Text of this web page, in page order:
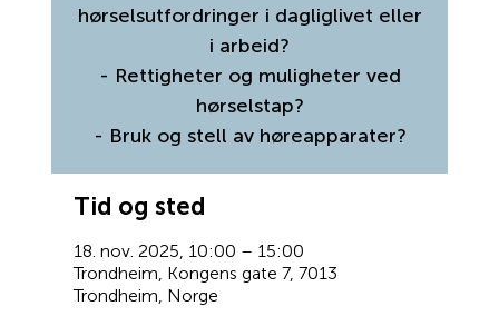
hørselsutfordringer i dagliglivet eller
i arbeid?
- Rettigheter og muligheter ved
hørselstap?
- Bruk og stell av høreapparater?
Tid og sted
18. nov. 2025, 10:00 – 15:00
Trondheim, Kongens gate 7, 7013
Trondheim, Norge